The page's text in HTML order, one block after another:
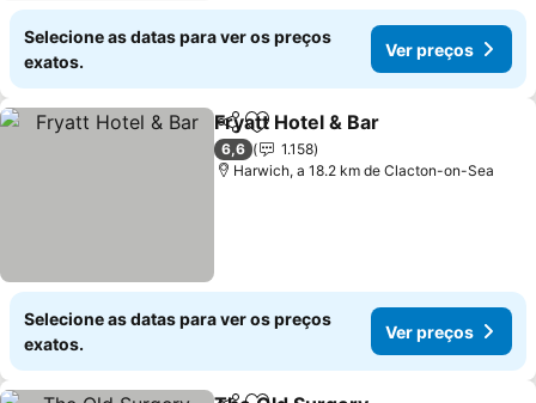
Selecione as datas para ver os preços
exatos.
Ver preços
PartilharAdicionar aos favoritos
Fryatt Hotel & Bar
6,6
1.158
Harwich, a 18.2 km de Clacton-on-Sea
Selecione as datas para ver os preços
exatos.
Ver preços